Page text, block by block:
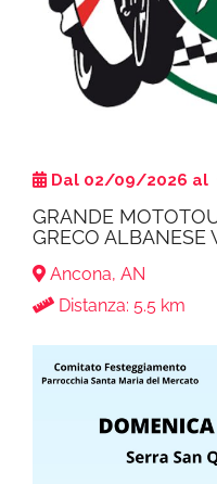
Dal 02/09/2026 al
GRANDE
GRECO ALBANESE
Ancona, AN
Distanza: 5.5 km